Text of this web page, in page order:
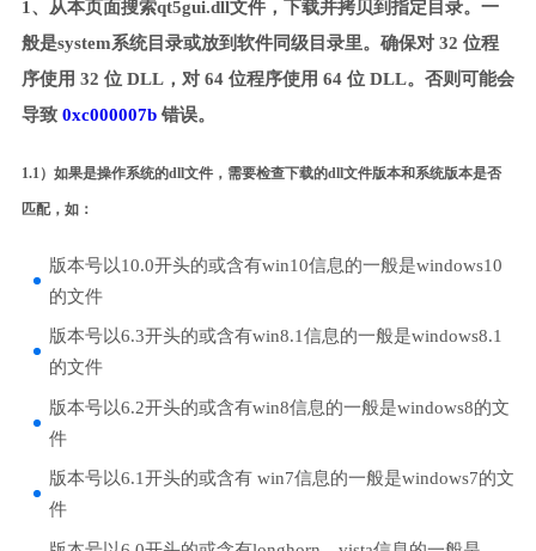
1、从本页面搜索qt5gui.dll文件，下载并拷贝到指定目录。一
般是system系统目录或放到软件同级目录里。确保对 32 位程
序使用 32 位 DLL，对 64 位程序使用 64 位 DLL。否则可能会
导致 0xc000007b错误。
1.1）如果是操作系统的dll文件，需要检查下载的dll文件版本和系统版本是否
匹配，如：
版本号以10.0开头的或含有win10信息的一般是windows10
的文件
版本号以6.3开头的或含有win8.1信息的一般是windows8.1
的文件
版本号以6.2开头的或含有win8信息的一般是windows8的文
件
版本号以6.1开头的或含有 win7信息的一般是windows7的文
件